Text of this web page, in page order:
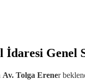
Genel
Av. Tolga Erener